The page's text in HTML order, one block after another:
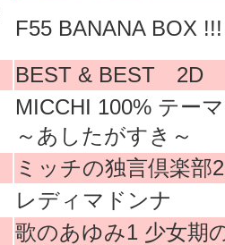
F55 BANANA BOX
BEST & BEST 2D
MICCHI 100% テー
～あしたがすき～
ミッチの独言倶楽部
レディマドンナ
歌のあゆみ1 少女期